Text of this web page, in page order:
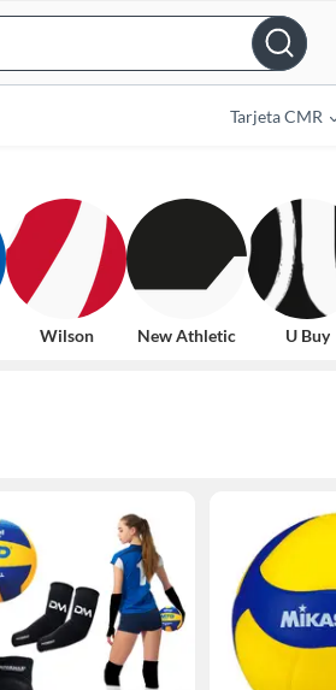
Bar
Tarjeta CMR
Wilson New Athletic U Buy